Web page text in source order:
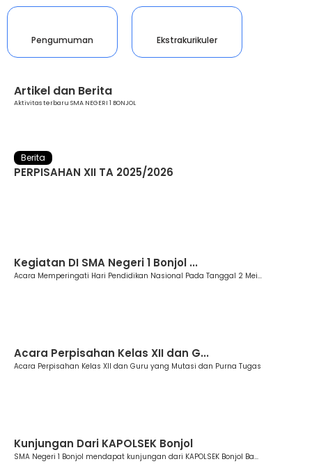
Pengumuman Ekstrakurikuler
Artikel dan Berita
Aktivitas terbaru SMA NEGERI 1 BONJOL
Berita
PERPISAHAN XII TA 2025/2026
Kegiatan DI SMA Negeri 1 Bonjol ...
Acara Memperingati Hari Pendidikan Nasional Pada Tanggal 2 Mei...
Acara Perpisahan Kelas XII dan G...
Acara Perpisahan Kelas XII dan Guru yang Mutasi dan Purna Tugas
Kunjungan Dari KAPOLSEK Bonjol
SMA Negeri 1 Bonjol mendapat kunjungan dari KAPOLSEK Bonjol Ba...